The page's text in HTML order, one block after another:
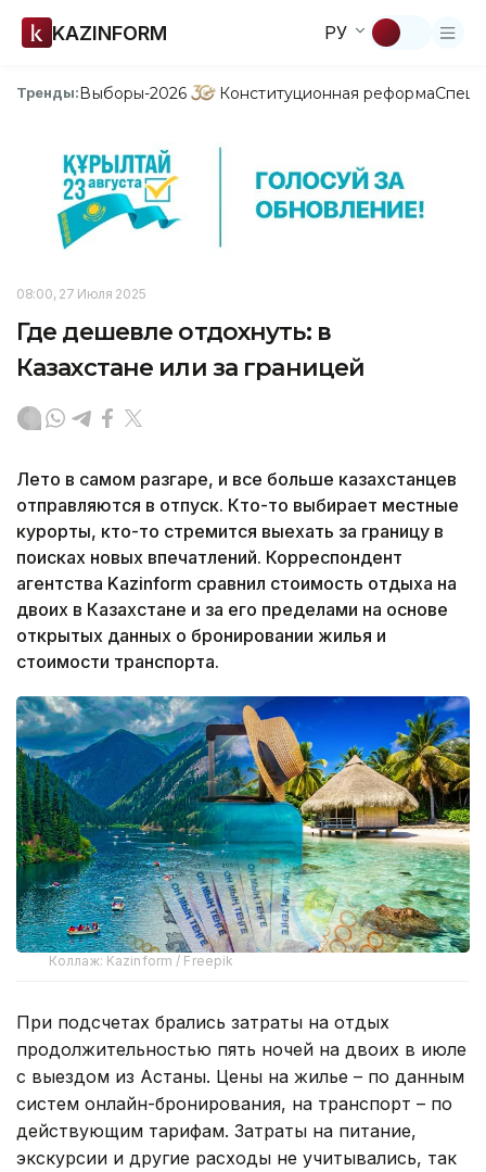
KAZINFORM РУ
Тренды:Выборы-2026 Конституционная реформа
08:00, 27 Июля 2025
Где дешевле отдохнуть: в
Казахстане или за границей
Лето в самом разгаре, и все больше казахстанцев
отправляются в отпуск. Кто-то выбирает местные
курорты, кто-то стремится выехать за границу в
поисках новых впечатлений. Корреспондент
агентства Kazinform сравнил стоимость отдыха на
двоих в Казахстане и за его пределами на основе
открытых данных о бронировании жилья и
стоимости транспорта.
Коллаж: Kazinform / Freepik
При подсчетах брались затраты на отдых
продолжительностью пять ночей на двоих в июле
с выездом из Астаны. Цены на жилье – по данным
систем онлайн-бронирования, на транспорт – по
действующим тарифам. Затраты на питание,
экскурсии и другие расходы не учитывались, так